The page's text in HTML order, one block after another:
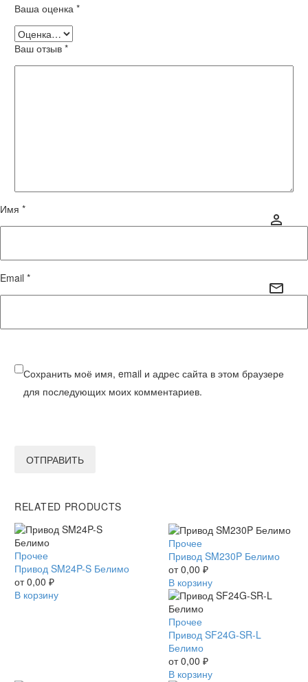
Ваша оценка *
Ваш отзыв *
Имя *
Email *
Сохранить моё имя, email и адрес сайта в этом браузере
для последующих моих комментариев.
ОТПРАВИТЬ
RELATED PRODUCTS
Привод
SM24P-
S
Белимо
Прочее
Привод SM24P-S Белимо
от0,00 ₽
В корзину
Привод
SM230P
Белимо
Прочее
Привод SM230P Белимо
от0,00 ₽
В корзину
Привод
SF24G-
SR-
L
Белимо
Прочее
Привод SF24G-SR-L
Белимо
от0,00 ₽
В корзину